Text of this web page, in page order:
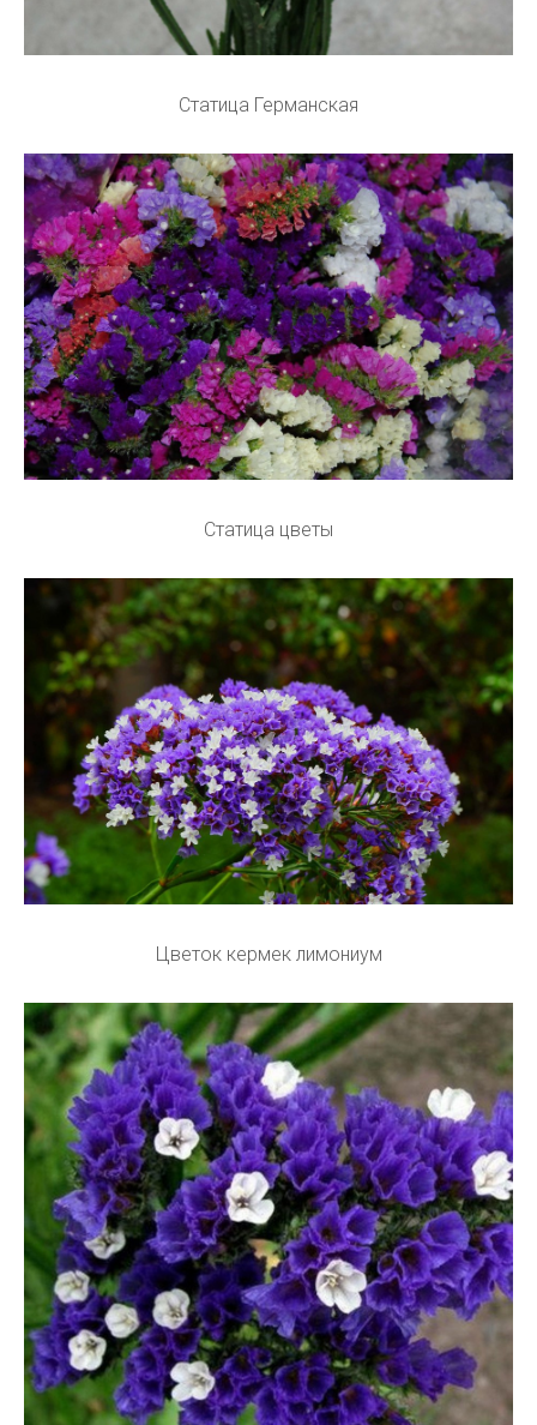
Статица Германская
Статица цветы
Цветок кермек лимониум